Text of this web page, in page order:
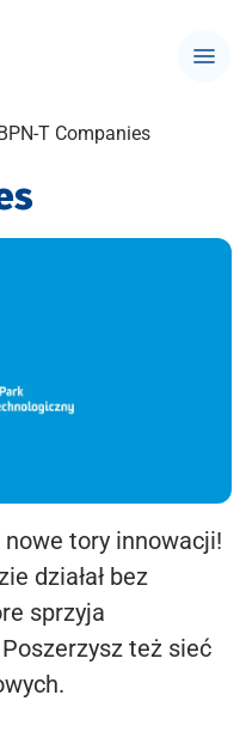
T Companies
tory innowacji!
działał bez
sprzyja
też sieć